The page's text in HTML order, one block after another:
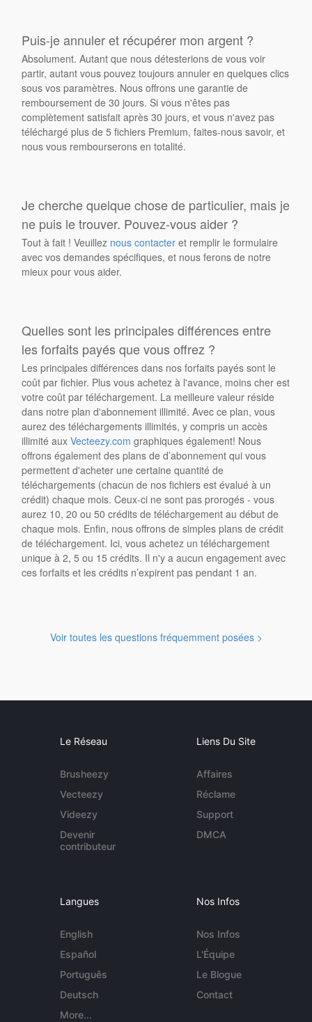
Puis-je annuler et récupérer mon argent ?
Absolument. Autant que nous détesterions de vous voir
partir, autant vous pouvez toujours annuler en quelques clics
sous vos paramètres. Nous offrons une garantie de
remboursement de 30 jours. Si vous n'êtes pas
complètement satisfait après 30 jours, et vous n'avez pas
téléchargé plus de 5 fichiers Premium, faites-nous savoir, et
nous vous rembourserons en totalité.
Je cherche quelque chose de particulier, mais je
ne puis le trouver. Pouvez-vous aider ?
Tout à fait ! Veuillez nous contacter et remplir le formulaire
avec vos demandes spécifiques, et nous ferons de notre
mieux pour vous aider.
Quelles sont les principales différences entre
les forfaits payés que vous offrez ?
Les principales différences dans nos forfaits payés sont le
coût par fichier. Plus vous achetez à l'avance, moins cher est
votre coût par téléchargement. La meilleure valeur réside
dans notre plan d'abonnement illimité. Avec ce plan, vous
aurez des téléchargements illimités, y compris un accès
illimité auxVecteezy.com graphiques également! Nous
offrons également des plans de d’abonnement qui vous
permettent d'acheter une certaine quantité de
téléchargements (chacun de nos fichiers est évalué à un
crédit) chaque mois. Ceux-ci ne sont pas prorogés - vous
aurez 10, 20 ou 50 crédits de téléchargement au début de
chaque mois. Enfin, nous offrons de simples plans de crédit
de téléchargement. Ici, vous achetez un téléchargement
unique à 2, 5 ou 15 crédits. Il n'y a aucun engagement avec
ces forfaits et les crédits n’expirent pas pendant 1 an.
Voir toutes les questions fréquemment posées >
Le Réseau
Brusheezy
Vecteezy
Videezy
Devenir
contributeur
Liens Du Site
Affaires
Réclame
Support
DMCA
Langues
English
Español
Português
Deutsch
More...
Nos Infos
Nos Infos
L'Équipe
Le Blogue
Contact